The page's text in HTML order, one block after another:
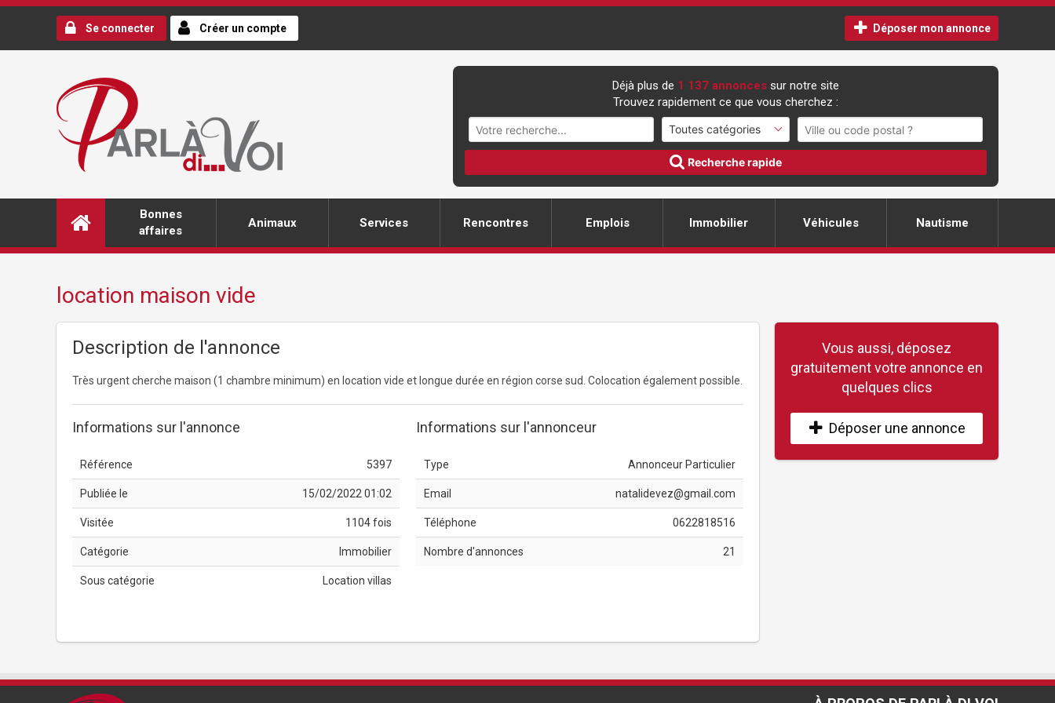
Se connecter Créer un compte Déposer mon annonce
Déjà plus de 1 137 annonces sur notre site
Trouvez rapidement ce que vous cherchez :
Recherche rapide
Bonnes
affaires
Animaux Services Rencontres Emplois Immobilier Véhicules Nautisme
location maison vide
Description de l'annonce
Très urgent cherche maison (1 chambre minimum) en location vide et longue durée en région corse sud. Colocation également possible.
Informations sur l'annonce
Référence 5397
Publiée le 15/02/2022 01:02
Visitée 1104 fois
Catégorie Immobilier
Sous catégorie Location villas
Informations sur l'annonceur
Type Annonceur Particulier
Email natalidevez@gmail.com
Téléphone 0622818516
Nombre d'annonces 21
Vous aussi, déposez
gratuitement votre annonce en
quelques clics
Déposer une annonce